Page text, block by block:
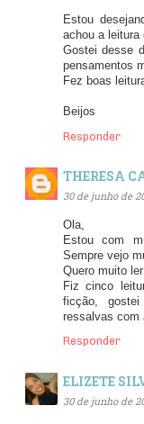
Estou
achou a leitura
Gostei desse
pensamentos
Fez boas
Beijos
Responder
THERESA
30 de junho de
Ola,
Estou com
Sempre vejo
Quero muito
Fiz cinco
ficção,
ressalvas com
Responder
ELIZETE
30 de junho de